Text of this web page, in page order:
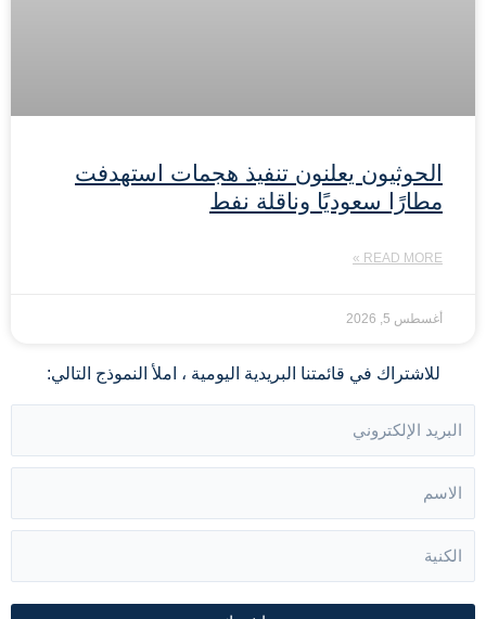
الحوثيون يعلنون تنفيذ هجمات استهدفت
مطارًا سعوديًا وناقلة نفط
READ MORE »
أغسطس 5, 2026
للاشتراك في قائمتنا البريدية اليومية ، املأ النموذج التالي: